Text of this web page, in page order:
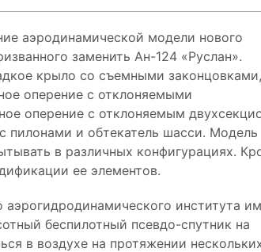
аэродинамической модели нового
заменить Ан-124 «Руслан».
крыло со съемными законцовками,
оперение с отклоняемыми
оперение с отклоняемым
пилонами и обтекатель шасси. Модель
в различных конфигурациях.
ее элементов.
института
беспилотный псевдо-спутник на
в воздухе на протяжении